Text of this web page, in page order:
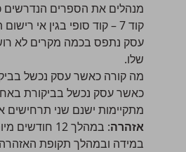
מנהלים את הספרים הנדרשים
קוד 7 – קוד סופי בגין אי
עסק נתפס בכמה מקרים לא
שלו.
מה קורה כאשר עסק נכשל
כאשר עסק נכשל בביקורת
מתקיימות ישנם שני תרחישים
אזהרה
: במהלך 12
במידה ובמהלך תקופת